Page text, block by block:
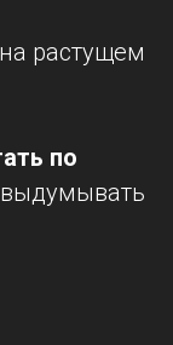
растущем
по